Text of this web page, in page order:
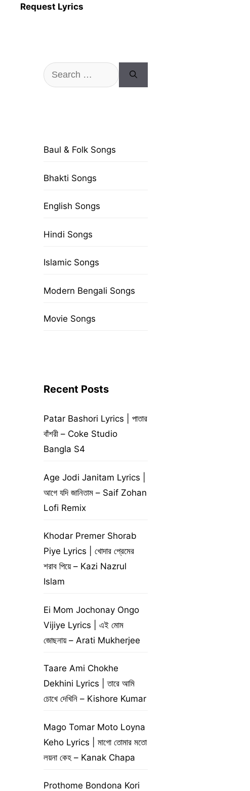
Request Lyrics
Search
for:
Baul & Folk Songs
Bhakti Songs
English Songs
Hindi Songs
Islamic Songs
Modern Bengali Songs
Movie Songs
Recent Posts
Patar Bashori Lyrics | পাতার
বাঁশরী – Coke Studio
Bangla S4
Age Jodi Janitam Lyrics |
আগে যদি জানিতাম – Saif Zohan
Lofi Remix
Khodar Premer Shorab
Piye Lyrics | খোদার প্রেমের
শরাব পিয়ে – Kazi Nazrul
Islam
Ei Mom Jochonay Ongo
Vijiye Lyrics | এই মোম
জোছনায় – Arati Mukherjee
Taare Ami Chokhe
Dekhini Lyrics | তারে আমি
চোখে দেখিনি – Kishore Kumar
Mago Tomar Moto Loyna
Keho Lyrics | মাগো তোমার মতো
লয়না কেহ – Kanak Chapa
Prothome Bondona Kori